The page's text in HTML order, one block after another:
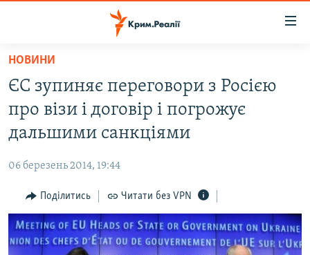
Перейти
основного
матеріалу
Перейти
до
основної
навігації
Перейти
до
пошуку
ВОДА.КРИМ
ВІДЕО ТА ФОТО
БЛОГИ
ПОГЛЯД
ІНТЕРВ'Ю
ВСЕ ЗА ДЕНЬ
НОВИНИ
ЄС зупиняє переговори з Росією
про візи і договір і погрожує
дальшими санкціями
06 березень 2014, 19:44
Поділитись Читати без VPN